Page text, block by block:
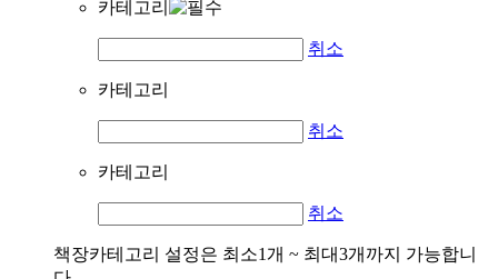
카테고리
취소
카테고리
취소
카테고리
취소
책장카테고리 설정은 최소1개 ~ 최대3개까지 가능합니